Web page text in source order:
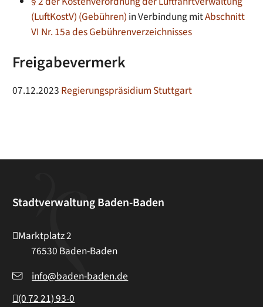
(LuftKostV) (Gebühren) in Verbindung mitAbschnitt
VI Nr. 15a des Gebührenverzeichnisses
Freigabevermerk
07.12.2023 Regierungspräsidium Stuttgart
Stadtverwaltung Baden-Baden
Marktplatz 2
76530 Baden-Baden
info@baden-baden.de
(07221) 93-0